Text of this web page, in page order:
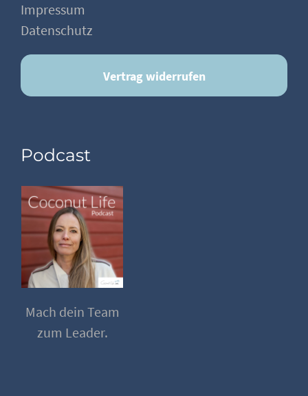
Impressum
Datenschutz
Vertrag widerrufen
Podcast
Mach dein Team
zum Leader.